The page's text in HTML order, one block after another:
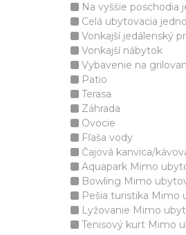
Na vyššie poschodia
Celá ubytovacia
Vonkajší jedálenský
Vonkajší nábytok
Vybavenie na
Patio
Terasa
Záhrada
Ovocie
Fľaša vody
Čajová kanvica/
Aquapark Mimo
Bowling Mimo
Pešia turistika Mimo
Lyžovanie Mimo
Tenisový kurt Mimo